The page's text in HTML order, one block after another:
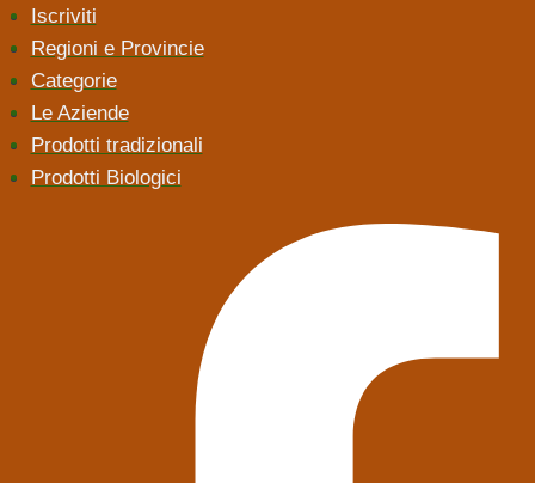
Iscriviti
Regioni e Provincie
Categorie
Le Aziende
Prodotti tradizionali
Prodotti Biologici